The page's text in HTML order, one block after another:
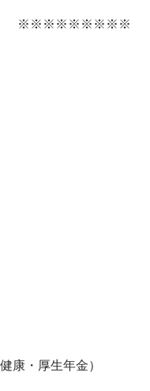
　※※※※※※※※※
康・厚生年金）